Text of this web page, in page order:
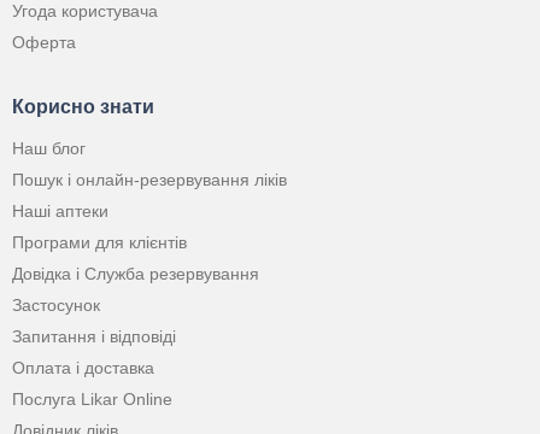
Угода користувача
Оферта
Корисно знати
Наш блог
Пошук і онлайн-резервування ліків
Наші аптеки
Програми для клієнтів
Довідка і Служба резервування
Застосунок
Запитання і відповіді
Оплата і доставка
Послуга Likar Online